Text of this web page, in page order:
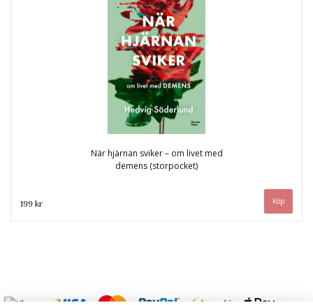
När hjärnan sviker – om livet med
demens (storpocket)
199 kr